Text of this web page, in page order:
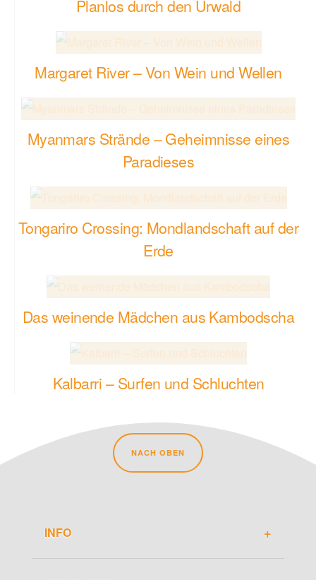
Planlos durch den Urwald
Margaret River – Von Wein und Wellen
Myanmars Strände – Geheimnisse eines
Paradieses
Tongariro Crossing: Mondlandschaft auf der
Erde
Das weinende Mädchen aus Kambodscha
Kalbarri – Surfen und Schluchten
NACH OBEN
INFO